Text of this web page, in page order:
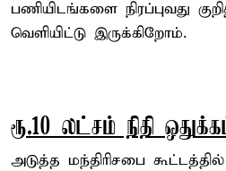
பணியிடங்களை நிரப்புவது
வெளியிட்டு இருக்கிறோம்.
ரூ.10 லட்சம் நிதி
அடுத்த மந்திரிசபை